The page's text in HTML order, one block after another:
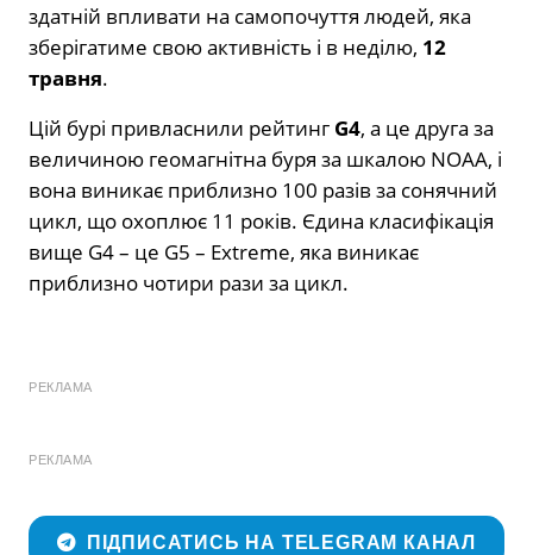
здатній впливати на самопочуття людей, яка
зберігатиме свою активність і в неділю, 12
травня.
Цій бурі привласнили рейтинг G4, а це друга за
величиною геомагнітна буря за шкалою NOAA, і
вона виникає приблизно 100 разів за сонячний
цикл, що охоплює 11 років. Єдина класифікація
вище G4 – це G5 – Extreme, яка виникає
приблизно чотири рази за цикл.
РЕКЛАМА
РЕКЛАМА
ПІДПИСАТИСЬ НА TELEGRAM КАНАЛ